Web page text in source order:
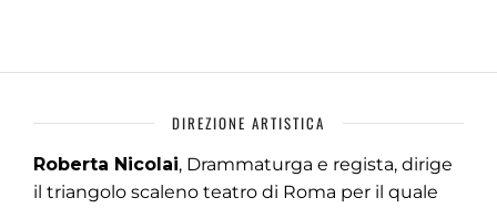
DIREZIONE ARTISTICA
Roberta Nicolai, Drammaturga e regista, dirige
il triangolo scaleno teatro di Roma per il quale